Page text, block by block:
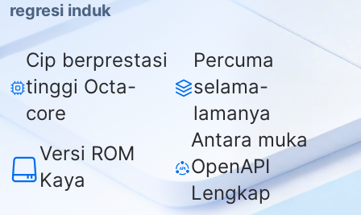
regresi induk
Cip berprestasi
tinggi Octa-
core
Percuma
selama-
lamanya
Versi ROM
Kaya
Antara muka
OpenAPI
Lengkap